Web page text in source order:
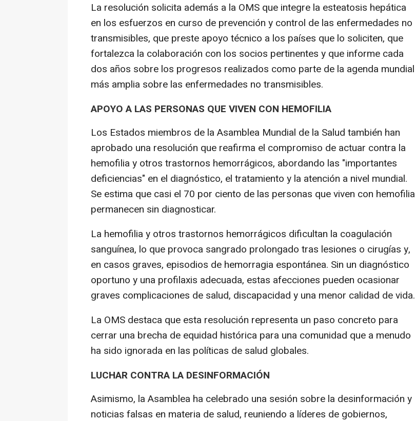
La resolución solicita además a la OMS que integre la esteatosis hepática
en los esfuerzos en curso de prevención y control de las enfermedades no
transmisibles, que preste apoyo técnico a los países que lo soliciten, que
fortalezca la colaboración con los socios pertinentes y que informe cada
dos años sobre los progresos realizados como parte de la agenda mundial
más amplia sobre las enfermedades no transmisibles.
APOYO A LAS PERSONAS QUE VIVEN CON HEMOFILIA
Los Estados miembros de la Asamblea Mundial de la Salud también han
aprobado una resolución que reafirma el compromiso de actuar contra la
hemofilia y otros trastornos hemorrágicos, abordando las "importantes
deficiencias" en el diagnóstico, el tratamiento y la atención a nivel mundial.
Se estima que casi el 70 por ciento de las personas que viven con hemofilia
permanecen sin diagnosticar.
La hemofilia y otros trastornos hemorrágicos dificultan la coagulación
sanguínea, lo que provoca sangrado prolongado tras lesiones o cirugías y,
en casos graves, episodios de hemorragia espontánea. Sin un diagnóstico
oportuno y una profilaxis adecuada, estas afecciones pueden ocasionar
graves complicaciones de salud, discapacidad y una menor calidad de vida.
La OMS destaca que esta resolución representa un paso concreto para
cerrar una brecha de equidad histórica para una comunidad que a menudo
ha sido ignorada en las políticas de salud globales.
LUCHAR CONTRA LA DESINFORMACIÓN
Asimismo, la Asamblea ha celebrado una sesión sobre la desinformación y
noticias falsas en materia de salud, reuniendo a líderes de gobiernos,